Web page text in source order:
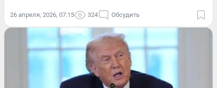
26 апреля, 2026, 07:15 324 Обсудить